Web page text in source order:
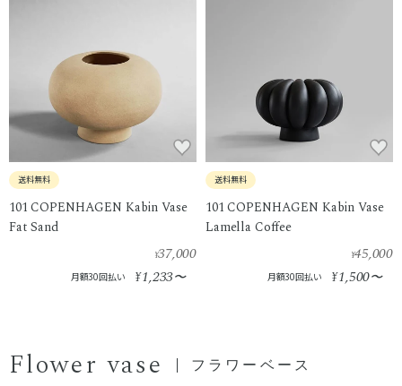
送料無料
101 COPENHAGEN Kabin Vase
Fat Sand
¥37,000
月額30回払い ¥1,233〜
送料無料
101 COPENHAGEN Kabin Vase
Lamella Coffee
¥45,000
月額30回払い ¥1,500〜
Flower vase フラワーベース